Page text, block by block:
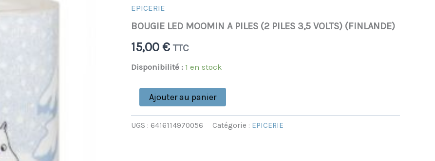
EPICERIE
BOUGIE LED MOOMIN A PILES (2 PILES 3,5 VOLTS) (FINLANDE)
15,00 € TTC
Disponibilité : 1 en stock
LED
A
(2
PILES
3,5
VOLTS)
Ajouter au panier
UGS : 6416114970056 Catégorie : EPICERIE